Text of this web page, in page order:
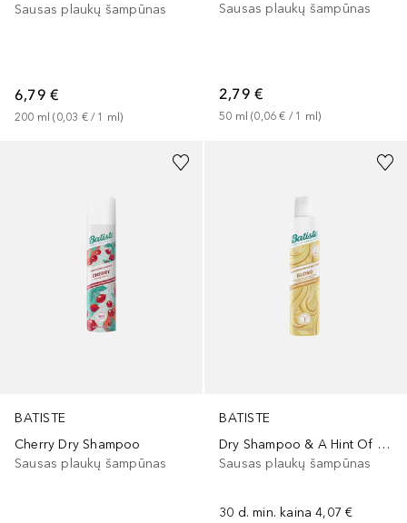
Sausas plaukų šampūnas
6,79 €
200 ml (0,03 € / 1 ml)
Sausas plaukų šampūnas
2,79 €
50 ml (0,06 € / 1 ml)
BATISTE
Cherry Dry Shampoo
Sausas plaukų šampūnas
BATISTE
Dry Shampoo & A Hint Of Colour For Blondes
Sausas plaukų šampūnas
30 d. min. kaina 4,07 €